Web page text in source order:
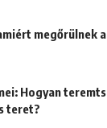
megőrülnek a
Hogyan teremts
teret?